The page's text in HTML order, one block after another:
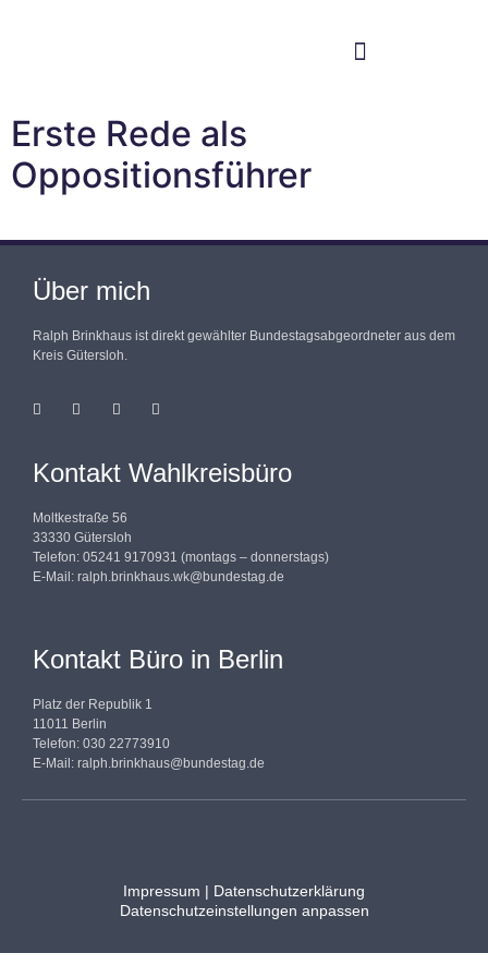
Erste Rede als
Oppositionsführer
Über mich
Ralph Brinkhaus ist direkt gewählter Bundestagsabgeordneter aus dem
Kreis Gütersloh.
Kontakt Wahlkreisbüro
Moltkestraße 56
33330 Gütersloh
Telefon: 05241 9170931 (montags – donnerstags)
E-Mail: ralph.brinkhaus.wk@bundestag.de
Kontakt Büro in Berlin
Platz der Republik 1
11011 Berlin
Telefon: 030 22773910
E-Mail: ralph.brinkhaus@bundestag.de
Impressum | Datenschutzerklärung
Datenschutzeinstellungen anpassen